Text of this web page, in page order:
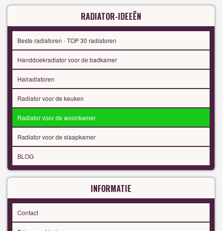
RADIATOR-IDEEËN
Beste radiatoren - TOP 30 radiatoren
Handdoekradiator voor de badkamer
Halradiatoren
Radiator voor de keuken
Radiator voor de woonkamer
Radiator voor de slaapkamer
BLOG
INFORMATIE
Contact